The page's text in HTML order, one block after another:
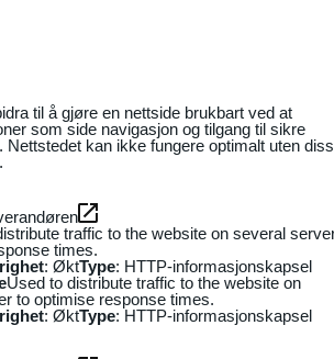
til å gjøre en nettside brukbart ved at
som side navigasjon og tilgang til sikre
Nettstedet kan ikke fungere optimalt uten
traffic to the website on several
times.
: ØktType: HTTP-informasjonskapsel
Used to distribute traffic to the website on
to optimise response times.
: ØktType: HTTP-informasjonskapsel